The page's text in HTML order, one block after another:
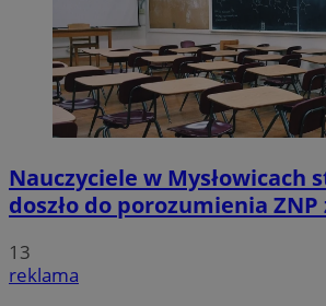
Nauczyciele w Mysłowicach
doszło do porozumienia
13
reklama